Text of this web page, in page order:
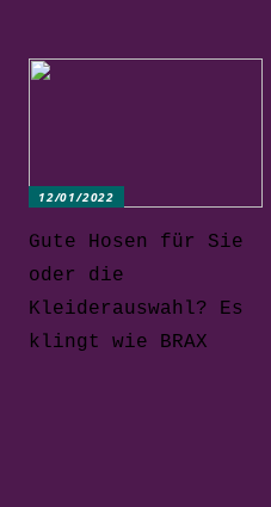
12/01/2022
Gute Hosen für Sie
oder die
Kleiderauswahl? Es
klingt wie BRAX